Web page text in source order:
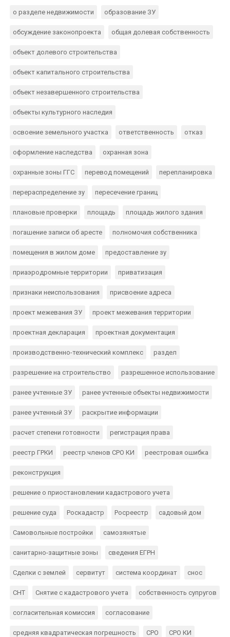
о разделе недвижимости образование ЗУ
обсуждение законопроекта общая долевая собственность
объект долевого строительства
объект капитального строительства
объект незавершенного строительства
объекты культурного наследия
освоение земельного участка ответственность отказ
оформление наследства охранная зона
охранные зоны ГГС перевод помещений перепланировка
перераспределение зу пересечение границ
плановые проверки площадь площадь жилого здания
погашение записи об аресте полномочия собственника
помещения в жилом доме предоставление зу
приаэродромные территории приватизация
признаки неиспользования присвоение адреса
проект межевания ЗУ проект межевания территории
проектная декларация проектная документация
производственно-технический комплекс раздел
разрешение на строительство разрешенное использование
ранее учтенные ЗУ ранее учтенные объекты недвижимости
ранее учтенный ЗУ раскрытие информации
расчет степени готовности регистрация права
реестр ГРКИ реестр членов СРО КИ реестровая ошибка
реконструкция
решение о приостановлении кадастрового учета
решение суда Роскадастр Росреестр садовый дом
Самовольные постройки самозянятые
санитарно-защитные зоны сведения ЕГРН
Сделки с землей сервитут система координат снос
СНТ Снятие с кадастрового учета собственность супругов
согласительная комиссия согласование
средняя квадратическая погрешность СРО СРО КИ